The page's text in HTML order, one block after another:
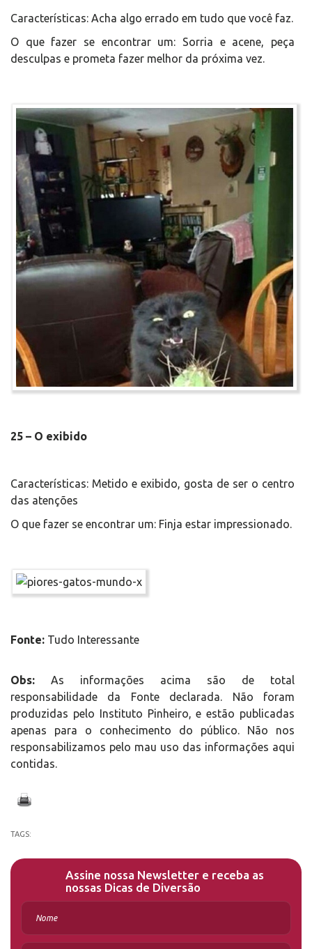
Características: Acha algo errado em tudo que você faz.
O que fazer se encontrar um: Sorria e acene, peça
desculpas e prometa fazer melhor da próxima vez.
25 – O exibido
Características: Metido e exibido, gosta de ser o centro
das atenções
O que fazer se encontrar um: Finja estar impressionado.
Fonte: Tudo Interessante
Obs: As informações acima são de total
responsabilidade da Fonte declarada. Não foram
produzidas pelo Instituto Pinheiro, e estão publicadas
apenas para o conhecimento do público. Não nos
responsabilizamos pelo mau uso das informações aqui
contidas.
TAGS:
Assine nossa Newsletter e receba as
nossas Dicas de Diversão